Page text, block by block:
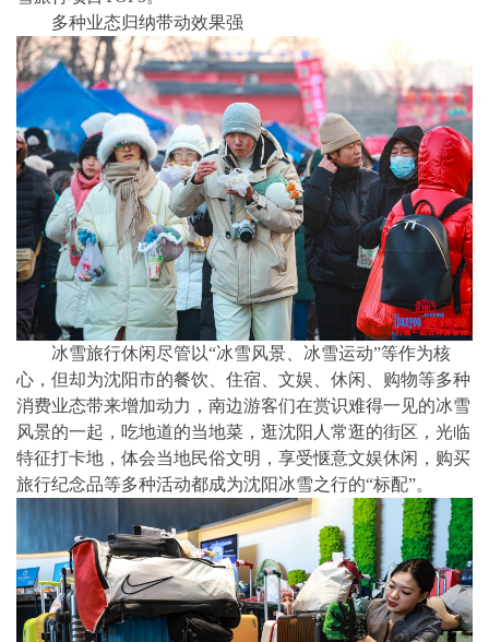
多种业态归纳带动效果强
冰雪旅行休闲尽管以“冰雪风景、冰雪运动”等作为核
心，但却为沈阳市的餐饮、住宿、文娱、休闲、购物等多种
消费业态带来增加动力，南边游客们在赏识难得一见的冰雪
风景的一起，吃地道的当地菜，逛沈阳人常逛的街区，光临
特征打卡地，体会当地民俗文明，享受惬意文娱休闲，购买
旅行纪念品等多种活动都成为沈阳冰雪之行的“标配”。